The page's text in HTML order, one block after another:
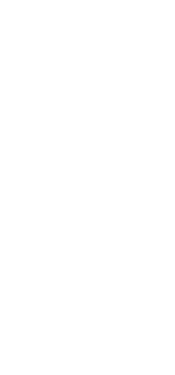
Ministarstva privrede